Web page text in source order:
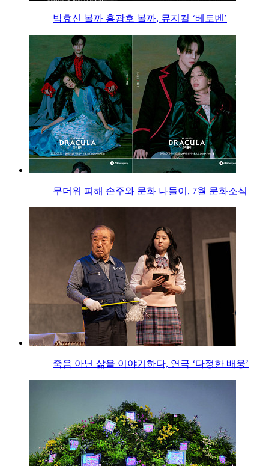
박효신 볼까 홍광호 볼까, 뮤지컬 ‘베토벤’
무더위 피해 손주와 문화 나들이, 7월 문화소식
죽음 아닌 삶을 이야기하다, 연극 ‘다정한 배웅’